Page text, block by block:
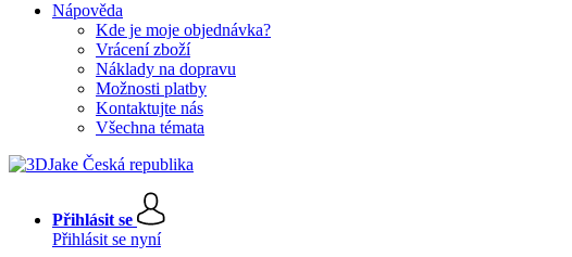
Nápověda
Kde je moje objednávka?
Vrácení zboží
Náklady na dopravu
Možnosti platby
Kontaktujte nás
Všechna témata
Přihlásit se
Přihlásit se nyní